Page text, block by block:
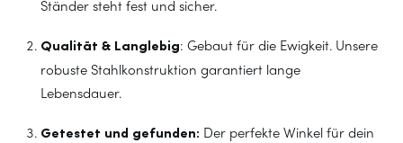
Ständer steht fest und sicher.
Qualität & Langlebig: Gebaut für die Ewigkeit. Unsere
robuste Stahlkonstruktion garantiert lange
Lebensdauer.
Getestet und gefunden: Der perfekte Winkel für dein